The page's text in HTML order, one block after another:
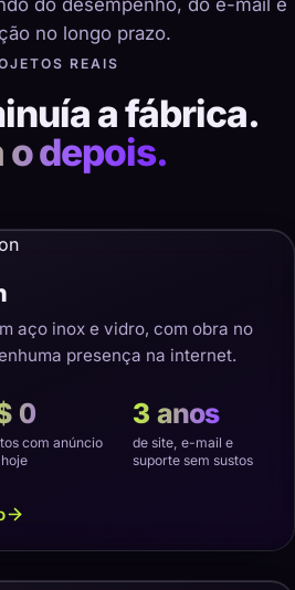
no longo prazo.
REAIS
a fábrica.
o depois.
aço inox e vidro, com obra no
presença na internet.
0
com anúncio
3 anos
de site, e-mail e
suporte sem sustos